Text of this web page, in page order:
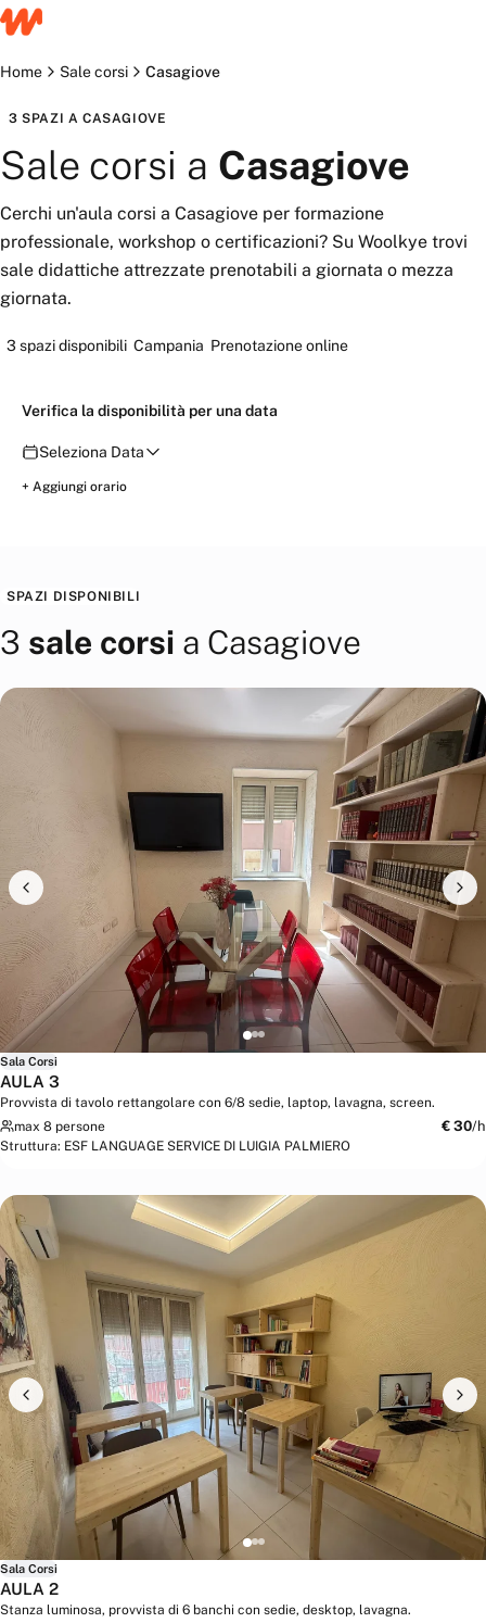
Home Sale corsi Casagiove
3 SPAZI ACASAGIOVE
Sale corsi a Casagiove
Cerchi un'aula corsi a Casagiove per formazione
professionale, workshop o certificazioni? Su Woolkye trovi
sale didattiche attrezzate prenotabili a giornata o mezza
giornata.
3 spazi disponibili Campania Prenotazione online
Verifica la disponibilità per una data
Seleziona Data
+ Aggiungi orario
SPAZI DISPONIBILI
3 sale corsi a Casagiove
Sala Corsi
AULA 3
Provvista di tavolo rettangolare con 6/8 sedie, laptop, lavagna, screen.
max 8 persone
€ 30/h
Struttura: ESF LANGUAGE SERVICE DI LUIGIA PALMIERO
Sala Corsi
AULA 2
Stanza luminosa, provvista di 6 banchi con sedie, desktop, lavagna.